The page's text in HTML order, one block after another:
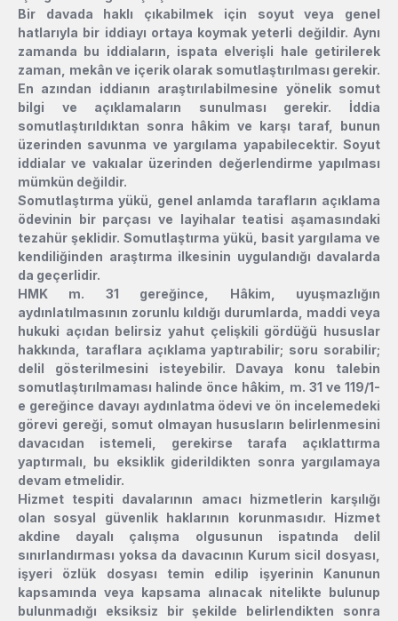
Bir davada haklı çıkabilmek için soyut veya genel
hatlarıyla bir iddiayı ortaya koymak yeterli değildir. Aynı
zamanda bu iddiaların, ispata elverişli hale getirilerek
zaman, mekân ve içerik olarak somutlaştırılması gerekir.
En azından iddianın araştırılabilmesine yönelik somut
bilgi ve açıklamaların sunulması gerekir. İddia
somutlaştırıldıktan sonra hâkim ve karşı taraf, bunun
üzerinden savunma ve yargılama yapabilecektir. Soyut
iddialar ve vakıalar üzerinden değerlendirme yapılması
mümkün değildir.
Somutlaştırma yükü, genel anlamda tarafların açıklama
ödevinin bir parçası ve layihalar teatisi aşamasındaki
tezahür şeklidir. Somutlaştırma yükü, basit yargılama ve
kendiliğinden araştırma ilkesinin uygulandığı davalarda
da geçerlidir.
HMK m. 31 gereğince, Hâkim, uyuşmazlığın
aydınlatılmasının zorunlu kıldığı durumlarda, maddi veya
hukuki açıdan belirsiz yahut çelişkili gördüğü hususlar
hakkında, taraflara açıklama yaptırabilir; soru sorabilir;
delil gösterilmesini isteyebilir. Davaya konu talebin
somutlaştırılmaması halinde önce hâkim, m. 31 ve 119/1-
e gereğince davayı aydınlatma ödevi ve ön incelemedeki
görevi gereği, somut olmayan hususların belirlenmesini
davacıdan istemeli, gerekirse tarafa açıklattırma
yaptırmalı, bu eksiklik giderildikten sonra yargılamaya
devam etmelidir.
Hizmet tespiti davalarının amacı hizmetlerin karşılığı
olan sosyal güvenlik haklarının korunmasıdır. Hizmet
akdine dayalı çalışma olgusunun ispatında delil
sınırlandırması yoksa da davacının Kurum sicil dosyası,
işyeri özlük dosyası temin edilip işyerinin Kanunun
kapsamında veya kapsama alınacak nitelikte bulunup
bulunmadığı eksiksiz bir şekilde belirlendikten sonra